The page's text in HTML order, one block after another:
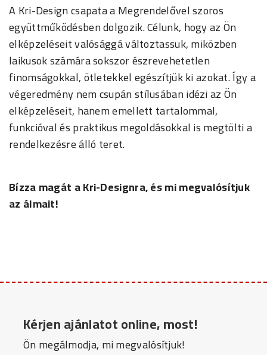
A Kri-Design csapata a Megrendelővel szoros
együttműködésben dolgozik. Célunk, hogy az Ön
elképzeléseit valósággá változtassuk, miközben
laikusok számára sokszor észrevehetetlen
finomságokkal, ötletekkel egészítjük ki azokat. Így a
végeredmény nem csupán stílusában idézi az Ön
elképzeléseit, hanem emellett tartalommal,
funkcióval és praktikus megoldásokkal is megtölti a
rendelkezésre álló teret.
Bízza magát a Kri-Designra, és mi megvalósítjuk
az álmait!
Kérjen ajánlatot online, most!
Ön megálmodja, mi megvalósítjuk!